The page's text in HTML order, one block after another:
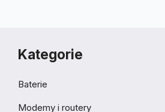
Kategorie
Baterie
Modemy i routery